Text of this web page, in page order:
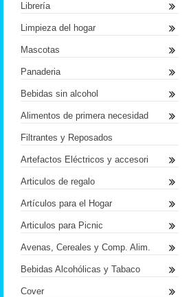
Librería
Limpieza del hogar
Mascotas
Panaderia
Bebidas sin alcohol
Alimentos de primera necesidad
Filtrantes y Reposados
Artefactos Eléctricos y accesori
Articulos de regalo
Artículos para el Hogar
Articulos para Picnic
Avenas, Cereales y Comp. Alim.
Bebidas Alcohólicas y Tabaco
Cover